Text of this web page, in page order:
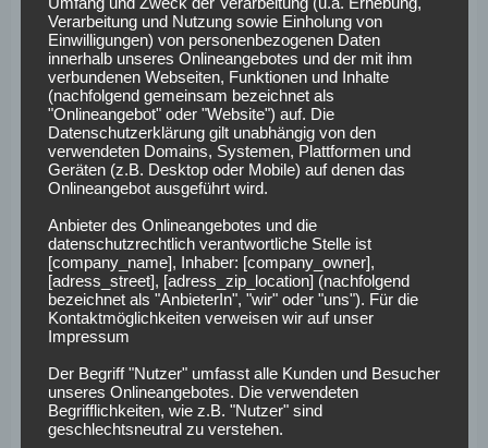
City: Voraussichtliche
Aufstellungen
Chelsea muss ohne Enzo Fernández planen, Reece James
ist fraglich; bei City fehlten zuletzt Rúben Dias, Joško
Gvardiol und John Stones.
So könnten die Teams
spielen:
Chelsea:Sanchez – Gusto, Fofana, Hato, Cucurella – Lavia,
Manchester City: Donnarumma – Nunes, Khusanov,
Guehi, Ait Nouri – Rodri – Semenyo, Reijnders, O’Reilly –
Verarbeitung und Nutzung sowie Einholung von
Einwilligungen) von personenbezogenen Daten
innerhalb unseres Onlineangebotes und der mit ihm
verbundenen Webseiten, Funktionen und Inhalte
(nachfolgend gemeinsam bezeichnet als
"Onlineangebot" oder "Website") auf. Die
Datenschutzerklärung gilt unabhängig von den
verwendeten Domains, Systemen, Plattformen und
Geräten (z.B. Desktop oder Mobile) auf denen das
Onlineangebot ausgeführt wird.
Anbieter des Onlineangebotes und die
datenschutzrechtlich verantwortliche Stelle ist
[company_name], Inhaber: [company_owner],
[adress_street], [adress_zip_location] (nachfolgend
bezeichnet als "AnbieterIn", "wir" oder "uns"). Für die
Kontaktmöglichkeiten verweisen wir auf unser
Impressum
Der Begriff "Nutzer" umfasst alle Kunden und Besucher
unseres Onlineangebotes. Die verwendeten
Begrifflichkeiten, wie z.B. "Nutzer" sind
geschlechtsneutral zu verstehen.